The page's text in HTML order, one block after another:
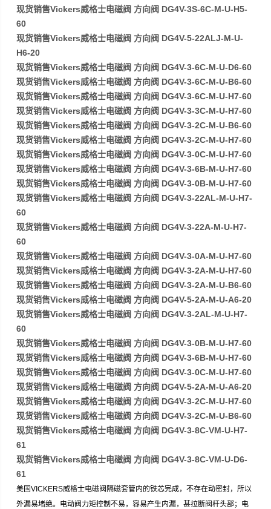
现货销售Vickers威格士电磁阀 方向阀 DG4V-3S-6C-M-U-H5-
60
现货销售Vickers威格士电磁阀 方向阀 DG4V-5-22ALJ-M-U-
H6-20
现货销售Vickers威格士电磁阀 方向阀 DG4V-3-6C-M-U-D6-60
现货销售Vickers威格士电磁阀 方向阀 DG4V-3-6C-M-U-B6-60
现货销售Vickers威格士电磁阀 方向阀 DG4V-3-6C-M-U-H7-60
现货销售Vickers威格士电磁阀 方向阀 DG4V-3-3C-M-U-H7-60
现货销售Vickers威格士电磁阀 方向阀 DG4V-3-2C-M-U-B6-60
现货销售Vickers威格士电磁阀 方向阀 DG4V-3-2C-M-U-H7-60
现货销售Vickers威格士电磁阀 方向阀 DG4V-3-0C-M-U-H7-60
现货销售Vickers威格士电磁阀 方向阀 DG4V-3-6B-M-U-H7-60
现货销售Vickers威格士电磁阀 方向阀 DG4V-3-0B-M-U-H7-60
现货销售Vickers威格士电磁阀 方向阀 DG4V-3-22AL-M-U-H7-
60
现货销售Vickers威格士电磁阀 方向阀 DG4V-3-22A-M-U-H7-
60
现货销售Vickers威格士电磁阀 方向阀 DG4V-3-0A-M-U-H7-60
现货销售Vickers威格士电磁阀 方向阀 DG4V-3-2A-M-U-H7-60
现货销售Vickers威格士电磁阀 方向阀 DG4V-3-2A-M-U-B6-60
现货销售Vickers威格士电磁阀 方向阀 DG4V-5-2A-M-U-A6-20
现货销售Vickers威格士电磁阀 方向阀 DG4V-3-2AL-M-U-H7-
60
现货销售Vickers威格士电磁阀 方向阀 DG4V-3-0B-M-U-H7-60
现货销售Vickers威格士电磁阀 方向阀 DG4V-3-6B-M-U-H7-60
现货销售Vickers威格士电磁阀 方向阀 DG4V-3-0C-M-U-H7-60
现货销售Vickers威格士电磁阀 方向阀 DG4V-5-2A-M-U-A6-20
现货销售Vickers威格士电磁阀 方向阀 DG4V-3-2C-M-U-H7-60
现货销售Vickers威格士电磁阀 方向阀 DG4V-3-2C-M-U-B6-60
现货销售Vickers威格士电磁阀 方向阀 DG4V-3-8C-VM-U-H7-
61
现货销售Vickers威格士电磁阀 方向阀 DG4V-3-8C-VM-U-D6-
61
美国VICKERS威格士电磁阀隔磁套管内的铁芯完成，不存在动密封，所以
外漏易堵绝。电动阀力矩控制不易，容易产生内漏，甚拉断阀杆头部；电